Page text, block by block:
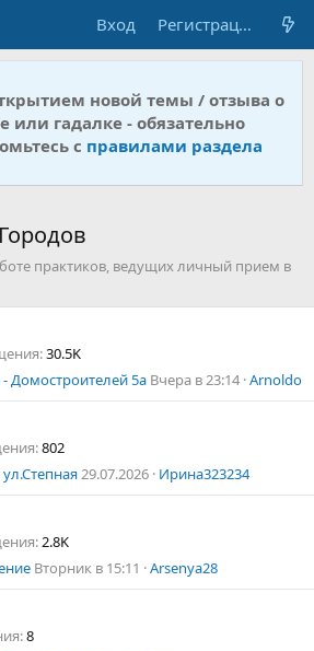
Вход Регистрация
новой темы / отзыва о
или гадалке - обязательно
с правилами раздела
практиков, ведущих личный прием в
30.5K
Домостроителей 5а Вчера в 23:14 Arnoldo
802
29.07.2026 Ирина323234
2.8K
Вторник в 15:11 Arsenya28
8